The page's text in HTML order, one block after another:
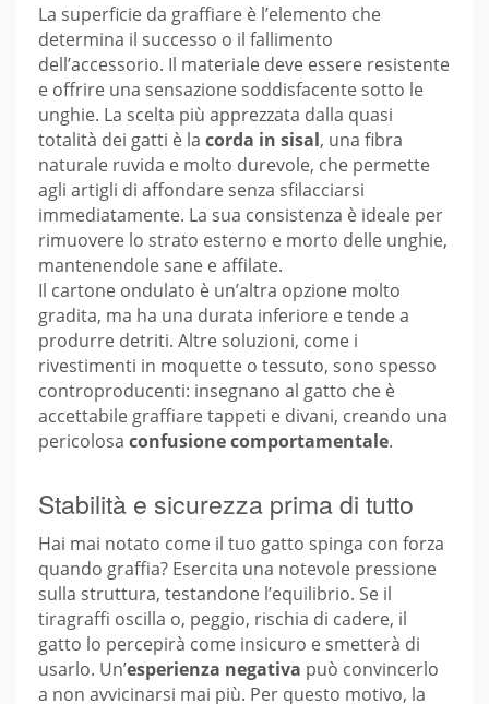
La superficie da graffiare è l’elemento che
determina il successo o il fallimento
dell’accessorio. Il materiale deve essere resistente
e offrire una sensazione soddisfacente sotto le
unghie. La scelta più apprezzata dalla quasi
totalità dei gatti è la corda in sisal, una fibra
naturale ruvida e molto durevole, che permette
agli artigli di affondare senza sfilacciarsi
immediatamente. La sua consistenza è ideale per
rimuovere lo strato esterno e morto delle unghie,
mantenendole sane e affilate.
Il cartone ondulato è un’altra opzione molto
gradita, ma ha una durata inferiore e tende a
produrre detriti. Altre soluzioni, come i
rivestimenti in moquette o tessuto, sono spesso
controproducenti: insegnano al gatto che è
accettabile graffiare tappeti e divani, creando una
pericolosa confusione comportamentale.
Stabilità e sicurezza prima di tutto
Hai mai notato come il tuo gatto spinga con forza
quando graffia? Esercita una notevole pressione
sulla struttura, testandone l’equilibrio. Se il
tiragraffi oscilla o, peggio, rischia di cadere, il
gatto lo percepirà come insicuro e smetterà di
usarlo. Un’esperienza negativa può convincerlo
a non avvicinarsi mai più. Per questo motivo, la